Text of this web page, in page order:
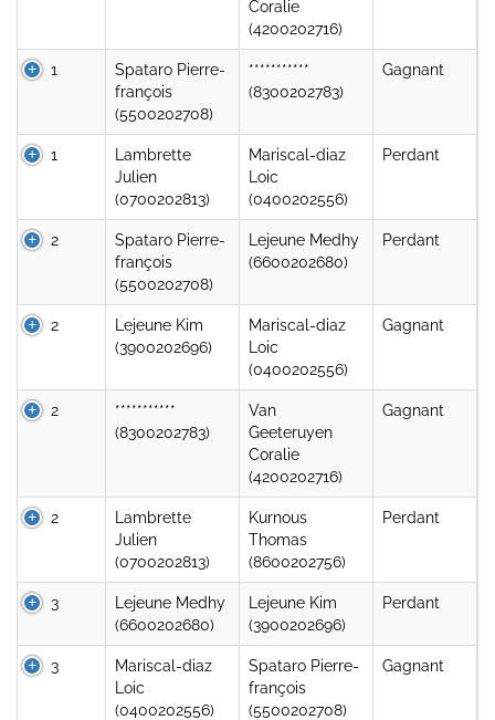
Coralie
(4200202716)
1
Spataro Pierre-
françois
(5500202708)
***********
(8300202783)
Gagnant
1
Lambrette
Julien
(0700202813)
Mariscal-diaz
Loic
(0400202556)
Perdant
2
Spataro Pierre-
françois
(5500202708)
Lejeune Medhy
(6600202680)
Perdant
2
Lejeune Kim
(3900202696)
Mariscal-diaz
Loic
(0400202556)
Gagnant
2
***********
(8300202783)
Van
Geeteruyen
Coralie
(4200202716)
Gagnant
2
Lambrette
Julien
(0700202813)
Kurnous
Thomas
(8600202756)
Perdant
3
Lejeune Medhy
(6600202680)
Lejeune Kim
(3900202696)
Perdant
3
Mariscal-diaz
Loic
(0400202556)
Spataro Pierre-
françois
(5500202708)
Gagnant